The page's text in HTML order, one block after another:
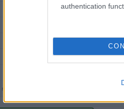
authentication
remisy,